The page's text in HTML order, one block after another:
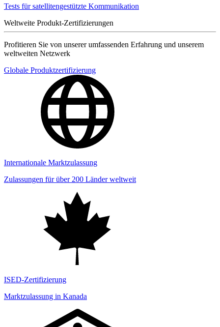
Tests für satellitengestützte Kommunikation
Weltweite Produkt-Zertifizierungen
Profitieren Sie von unserer umfassenden Erfahrung und unserem
weltweiten Netzwerk
Globale Produktzertifizierung
Internationale Marktzulassung
Zulassungen für über 200 Länder weltweit
ISED-Zertifizierung
Marktzulassung in Kanada